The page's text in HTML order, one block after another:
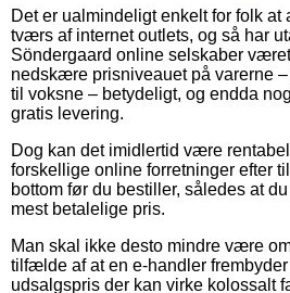
Det er ualmindeligt enkelt for folk at
tværs af internet outlets, og så har
Söndergaard online selskaber
nedskære prisniveauet på varerne
til voksne – betydeligt, og endda
gratis levering.
Dog kan det imidlertid være
forskellige online forretninger efter
bottom før du bestiller, således at
mest betalelige pris.
Man skal ikke desto mindre være
tilfælde af at en e-handler
udsalgspris der kan virke kolossalt